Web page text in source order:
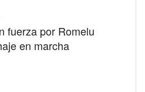
fuerza por Romelu
en marcha